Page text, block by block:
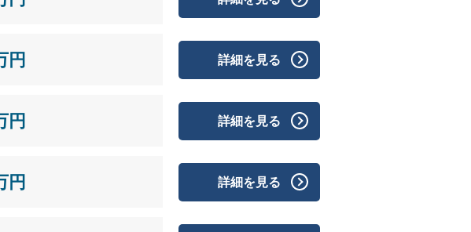
円 詳細を見る
円 詳細を見る
円 詳細を見る